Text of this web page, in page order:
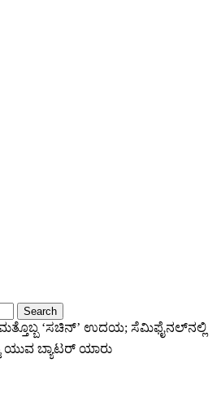
ಮತ್ತೊಬ್ಬ ‘ಸಚಿನ್’ ಉದಯ; ಸೆಮಿಫೈನಲ್‌ನಲ್ಲಿ
ಯುವ ಬ್ಯಾಟರ್ ಯಾರು